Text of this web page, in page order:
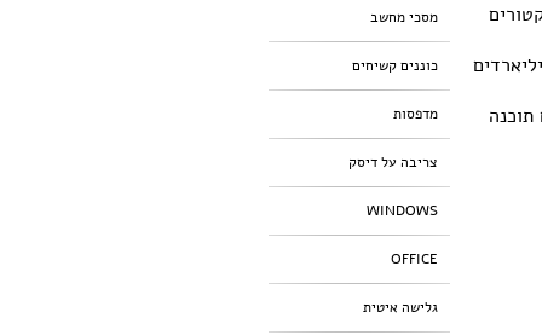
מסכי מחשב
כוננים קשיחים
מדפסות
צריבה על דיסק
WINDOWS
OFFICE
גלישה איטית